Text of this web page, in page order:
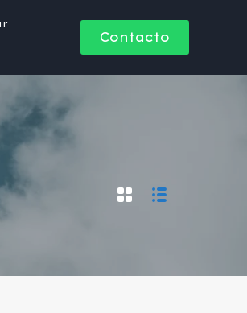
Contacto